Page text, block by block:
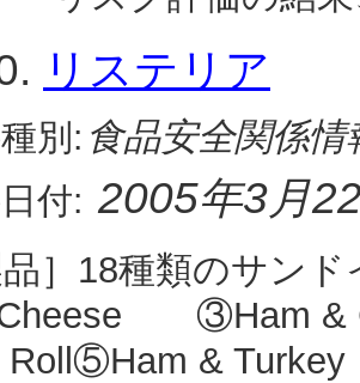
リステリア
別: 食品安全関係情
付: 2005年3月
品］18種類のサン
③Ham &
Roll⑤Ham & Turkey